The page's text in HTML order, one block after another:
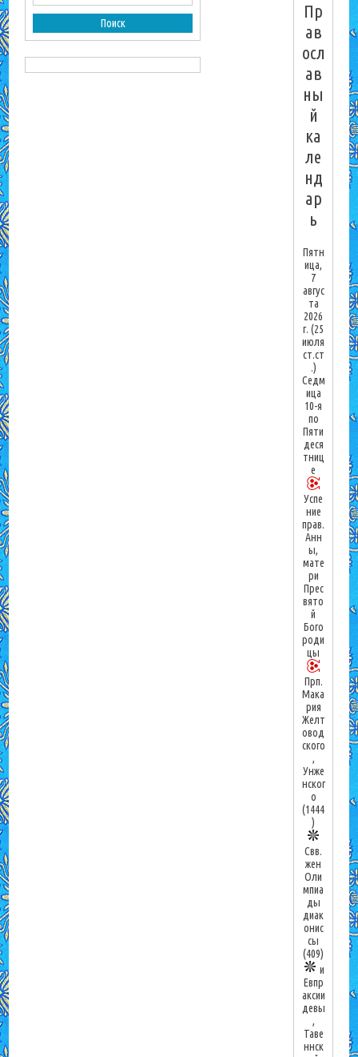
Пр
ав
осл
ав
ны
й
ка
ле
нд
ар
ь
Пятн
ица,
7
авгус
та
2026
г.(25
июля
ст.ст
.)
Седм
ица
10-я
по
Пяти
деся
тниц
е
Успе
ние
прав.
Анн
ы,
мате
ри
Прес
вято
й
Бого
роди
цы
Прп.
Мака
рия
Желт
овод
ского
,
Унже
нског
о
(1444
)
Свв.
жен
Оли
мпиа
ды
диак
онис
сы
(409)
и
Евпр
аксии
девы
,
Таве
ннск